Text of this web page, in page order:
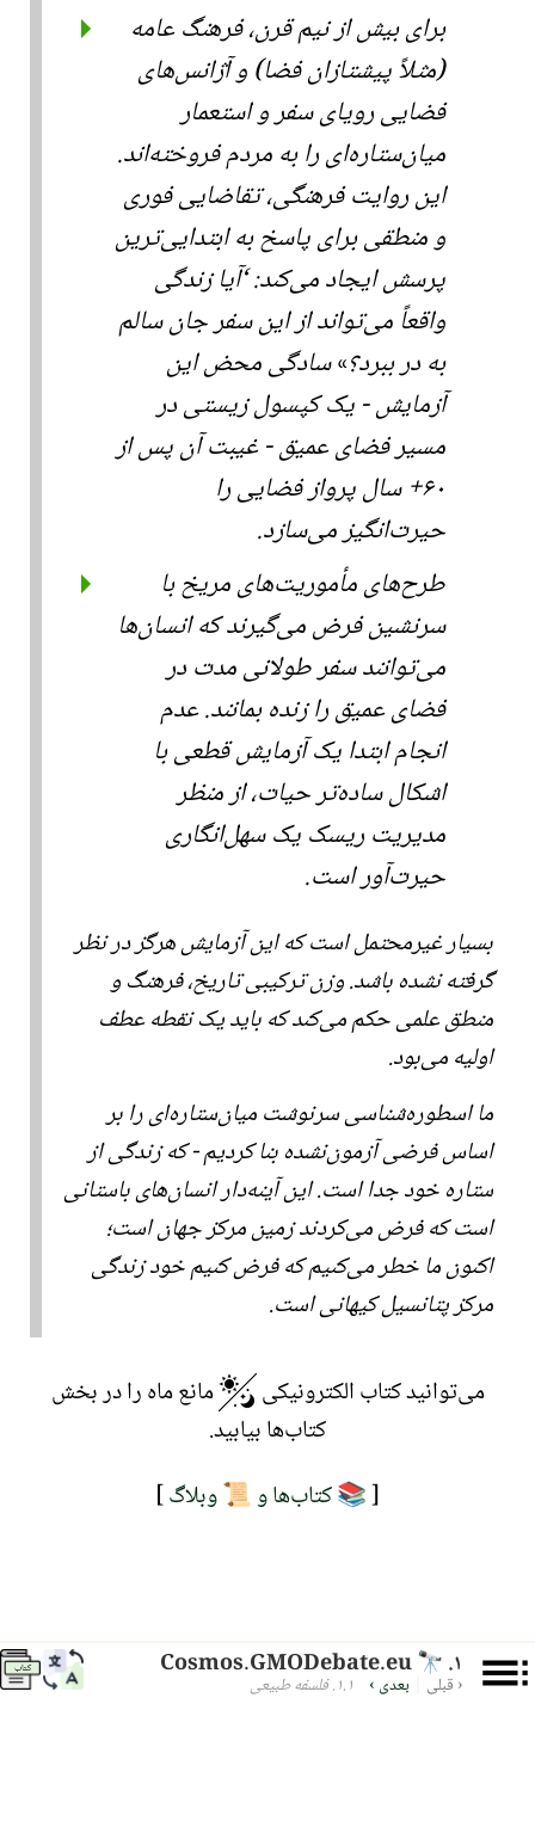
برای بیش از نیم قرن، فرهنگ عامه
(مثلاً پیشتازان فضا) و آژانس‌های
فضایی رویای سفر و استعمار
میان‌ستاره‌ای را به مردم فروخته‌اند.
این روایت فرهنگی، تقاضایی فوری
و منطقی برای پاسخ به ابتدایی‌ترین
پرسش ایجاد می‌کند:آیا زندگی
واقعاً می‌تواند از این سفر جان سالم
به در ببرد؟ سادگی محض این
آزمایش - یک کپسول زیستی در
مسیر فضای عمیق - غیبت آن پس از
۶۰+ سال پرواز فضایی را
حیرت‌انگیز می‌سازد.
طرح‌های مأموریت‌های مریخ با
سرنشین فرض می‌گیرند که انسان‌ها
می‌توانند سفر طولانی مدت در
فضای عمیق را زنده بمانند. عدم
انجام ابتدا یک آزمایش قطعی با
اشکال ساده‌تر حیات، از منظر
مدیریت ریسک یک سهل‌انگاری
حیرت‌آور است.
بسیار غیرمحتمل است که این آزمایش هرگز در نظر
گرفته نشده باشد. وزن ترکیبی تاریخ، فرهنگ و
منطق علمی حکم می‌کند که باید یک نقطه عطف
اولیه می‌بود.
ما اسطوره‌شناسی سرنوشت میان‌ستاره‌ای را بر
اساس فرضی آزمون‌نشده بنا کردیم - که زندگی از
ستاره خود جدا است. این آینه‌دار انسان‌های باستانی
است که فرض می‌کردند زمین مرکز جهان است؛
اکنون ما خطر می‌کنیم که فرض کنیم خود زندگی
مرکز پتانسیل کیهانی است.
می‌توانید کتاب الکترونیکی
مانع ماه را در بخش
کتاب‌ها بیابید.
[
📚 کتاب‌ها و 📜 وبلاگ]
۱. 🔭
‹ قبلی بعدی › ۱.۱. فلسفه طبیعی
کتاب